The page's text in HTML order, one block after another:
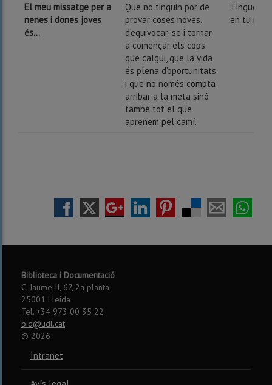
El meu missatge per a
nenes i dones joves
és...
Que no tinguin por de
provar coses noves,
d’equivocar-se i tornar
a començar els cops
que calgui, que la vida
és plena d’oportunitats
i que no només compta
arribar a la meta sinó
també tot el que
aprenem pel camí.
Tingues
en tu
Biblioteca i Documentació
C. Jaume II, 67, 2a planta
25001 Lleida
Tel. +34 973 00 35 22
bid@udl.cat
© 2026
Intranet